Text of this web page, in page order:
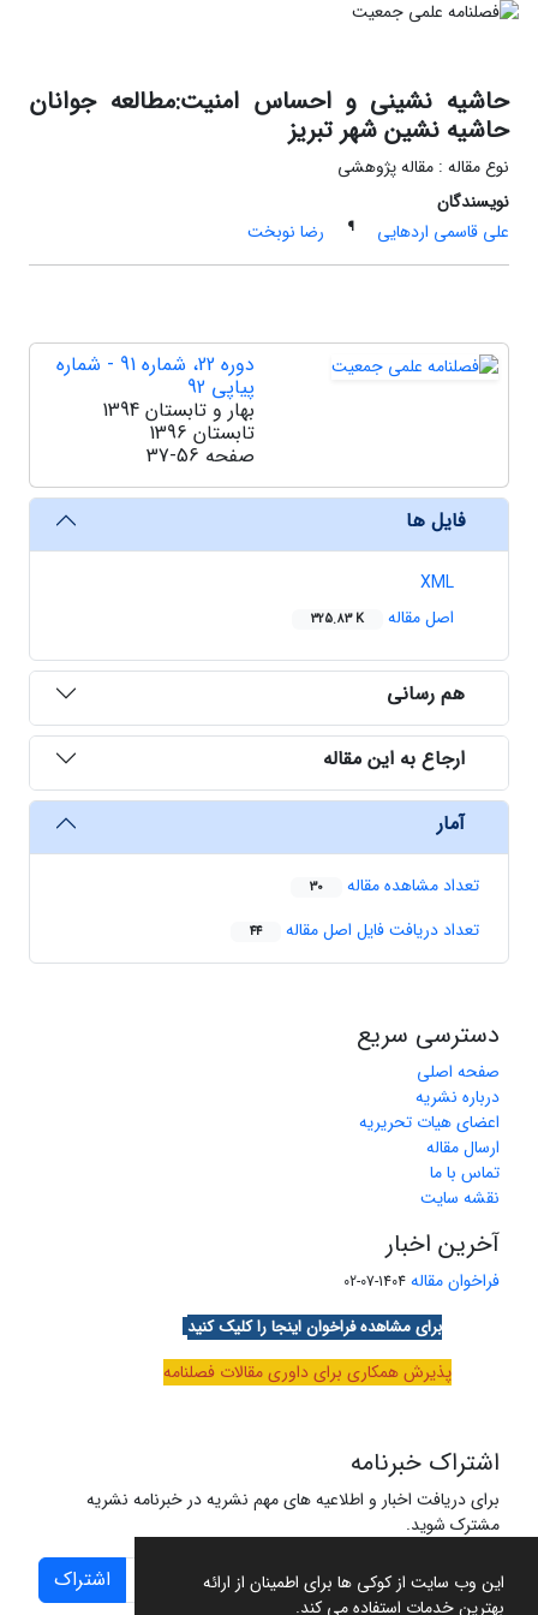
این وب سایت از کوکی ها برای اطمینان از ارائه
بهترین خدمات استفاده می کند.
حاشیه نشینی و احساس امنیت:مطالعه جوانان
حاشیه نشین شهر تبریز
نوع مقاله : مقاله پژوهشی
نویسندگان
علی قاسمی اردهایی
¶ رضا نوبخت
دوره 22، شماره 91 - شماره
پیاپی 92
بهار و تابستان 1394
تابستان 1396
صفحه 37-56
فایل ها
XML
اصل مقاله
325.83 K
هم رسانی
ارجاع به این مقاله
آمار
تعداد مشاهده مقاله 30
تعداد دریافت فایل اصل مقاله 44
دسترسی سریع
صفحه اصلی
درباره نشریه
اعضای هیات تحریریه
ارسال مقاله
تماس با ما
نقشه سایت
آخرین اخبار
فراخوان مقاله 1404-07-02
برای مشاهده فراخوان اینجا را کلیک کنید
پذیرش همکاری برای داوری مقالات فصلنامه
اشتراک خبرنامه
برای دریافت اخبار و اطلاعیه های مهم نشریه در خبرنامه نشریه
مشترک شوید.
اشتراک